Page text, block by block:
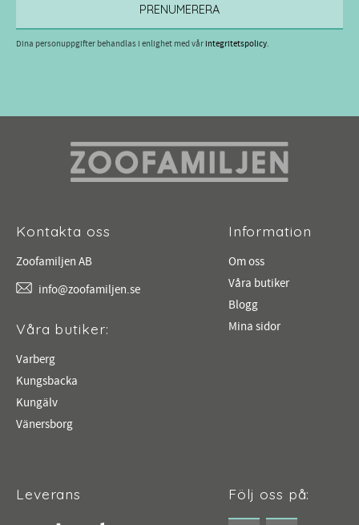
PRENUMERERA
Dina personuppgifter behandlas i enlighet med vårintegritetspolicy.
Kontakta oss
Zoofamiljen AB
info@zoofamiljen.se
Våra butiker:
Varberg
Kungsbacka
Kungälv
Vänersborg
Information
Om oss
Våra butiker
Blogg
Mina sidor
Leverans Följ oss på: